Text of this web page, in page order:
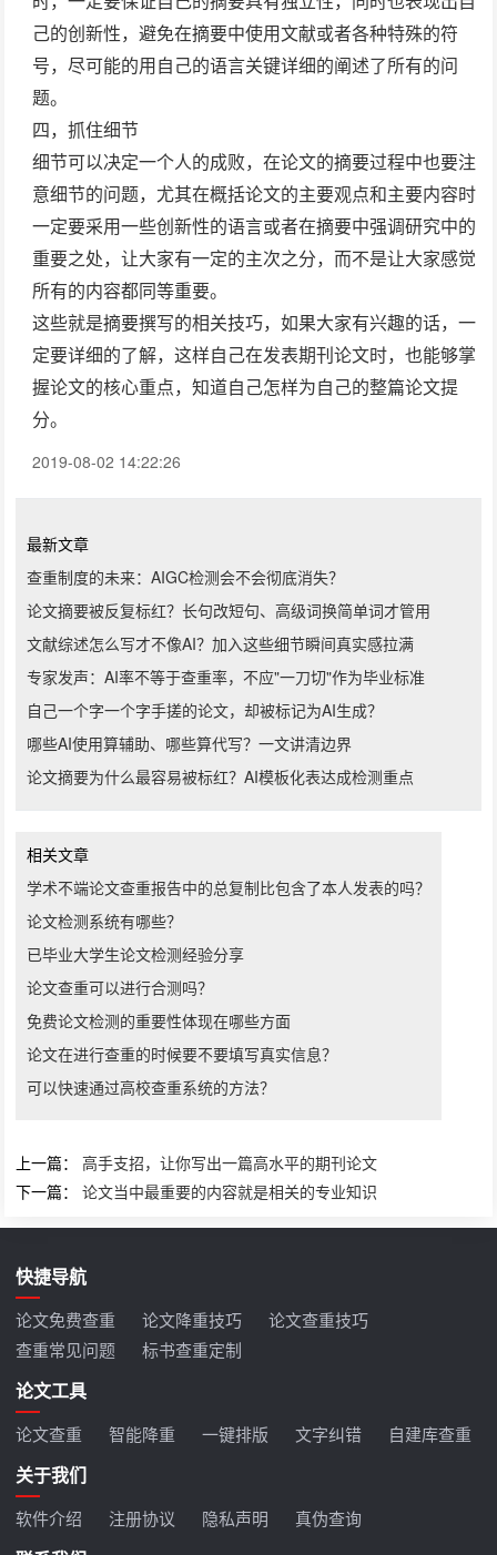
己的创新性，避免在摘要中使用文献或者各种特殊的符
号，尽可能的用自己的语言关键详细的阐述了所有的问
题。
四，抓住细节
细节可以决定一个人的成败，在论文的摘要过程中也要注
意细节的问题，尤其在概括论文的主要观点和主要内容时
一定要采用一些创新性的语言或者在摘要中强调研究中的
重要之处，让大家有一定的主次之分，而不是让大家感觉
所有的内容都同等重要。
这些就是摘要撰写的相关技巧，如果大家有兴趣的话，一
定要详细的了解，这样自己在发表期刊论文时，也能够掌
握论文的核心重点，知道自己怎样为自己的整篇论文提
分。
2019-08-02 14:22:26
最新文章
查重制度的未来：AIGC检测会不会彻底消失？
论文摘要被反复标红？长句改短句、高级词换简单词才管用
文献综述怎么写才不像AI？加入这些细节瞬间真实感拉满
专家发声：AI率不等于查重率，不应"一刀切"作为毕业标准
自己一个字一个字手搓的论文，却被标记为AI生成？
哪些AI使用算辅助、哪些算代写？一文讲清边界
论文摘要为什么最容易被标红？AI模板化表达成检测重点
相关文章
学术不端论文查重报告中的总复制比包含了本人发表的吗？
论文检测系统有哪些？
已毕业大学生论文检测经验分享
论文查重可以进行合测吗？
免费论文检测的重要性体现在哪些方面
论文在进行查重的时候要不要填写真实信息？
可以快速通过高校查重系统的方法？
上一篇：高手支招，让你写出一篇高水平的期刊论文
下一篇：论文当中最重要的内容就是相关的专业知识
快捷导航
论文免费查重 论文降重技巧
论文查重技巧
查重常见问题
标书查重定制
论文工具
论文查重 智能降重 一键排版 文字纠错 自建库查重
关于我们
软件介绍 注册协议 隐私声明 真伪查询